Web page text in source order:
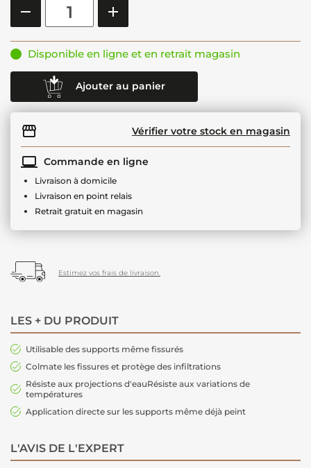
Disponible en ligne et en retrait magasin
Ajouter au panier
Vérifier votre stock en magasin
Commande en ligne
Livraison à domicile
Livraison en point relais
Retrait gratuit en magasin
Estimez vos frais de livraison.
LES + DU PRODUIT
Utilisable des supports même fissurés
Colmate les fissures et protège des infiltrations
Résiste aux projections d'eauRésiste aux variations de
températures
Application directe sur les supports même déjà peint
L'AVIS DE L'EXPERT